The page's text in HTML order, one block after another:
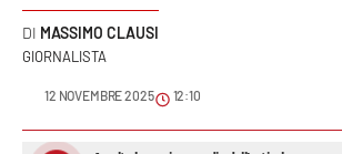
Meteo
Editoriali
MASSIMO CLAUSI
GIORNALISTA
12 NOVEMBRE 2025 12:10